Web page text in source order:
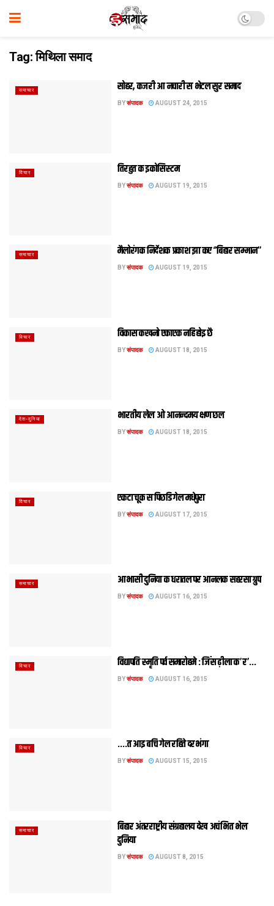
Tag:मिथिला समाद
समाचार सोहर, कजरी आ नचारी स भेटल सुर समाद
BYसंपादक AUGUST 24, 2015
विचार तिरहुत क इकोसिस्टम
BYसंपादक AUGUST 19, 2015
समाचार मैलोरंगक निर्देशक प्रकाश झा कए ‘’बिहार सम्मान’’
BYसंपादक AUGUST 19, 2015
विचार विकास कखनो एकाएक नहि होइ छै
BYसंपादक AUGUST 18, 2015
देश-दुनिया भारतीय लेल ओ आनन्दमय क्षण छल
BYसंपादक AUGUST 18, 2015
विचार एकटा चूक स पिछडि गेल मधेपुरा
BYसंपादक AUGUST 17, 2015
समाचार आभासी दुनिया क धरातल पर आनलक सहरसा ग्रुप
BYसंपादक AUGUST 16, 2015
विचार विद्यापति स्मृति पर्व समारोहमे : जिंस ढ़ीला क’ र’…
BYसंपादक AUGUST 16, 2015
विचार ….त आइ बचि गेल रहिते दरभंगा
BYसंपादक AUGUST 15, 2015
समाचार
बिहार अंतरराष्ट्रीय संग्रहालय देख अचंभित भेल
दुनिया
BYसंपादक AUGUST 8, 2015